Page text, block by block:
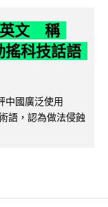
英文 稱
搖科技話語
中國廣泛使用
語，認為做法侵蝕